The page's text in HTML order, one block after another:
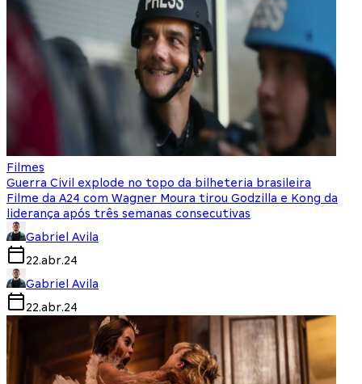
Filmes
Guerra Civil explode no topo da bilheteria brasileira
Filme da A24 com Wagner Moura tirou Godzilla e Kong da
liderança após três semanas consecutivas
Gabriel Avila
22.abr.24
Gabriel Avila
22.abr.24